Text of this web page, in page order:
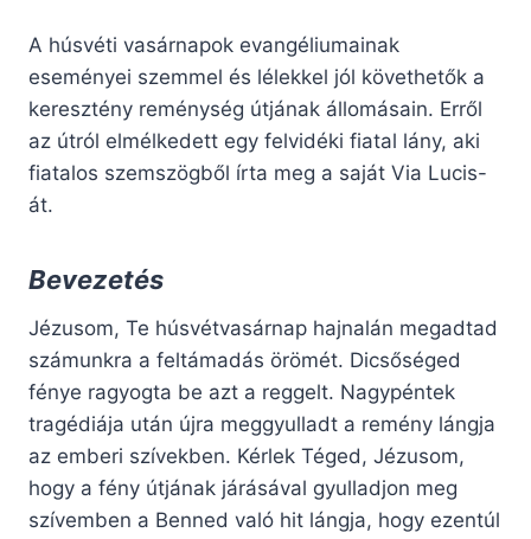
A húsvéti vasárnapok evangéliumainak
eseményei szemmel és lélekkel jól követhetők a
keresztény reménység útjának állomásain. Erről
az útról elmélkedett egy felvidéki fiatal lány, aki
fiatalos szemszögből írta meg a saját Via Lucis-
át.
Bevezetés
Jézusom, Te húsvétvasárnap hajnalán megadtad
számunkra a feltámadás örömét. Dicsőséged
fénye ragyogta be azt a reggelt. Nagypéntek
tragédiája után újra meggyulladt a remény lángja
az emberi szívekben. Kérlek Téged, Jézusom,
hogy a fény útjának járásával gyulladjon meg
szívemben a Benned való hit lángja, hogy ezentúl